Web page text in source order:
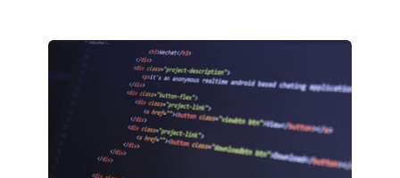
ПОЛЕЗНЫХ
ИНСТРУМЕНТОВ
ДЛЯ
РАБОТЫ